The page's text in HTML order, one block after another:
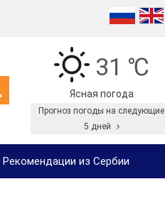
31 ℃
Ясная погода
Прогноз погоды на следующие
5 дней
Рекомендации из Сербии